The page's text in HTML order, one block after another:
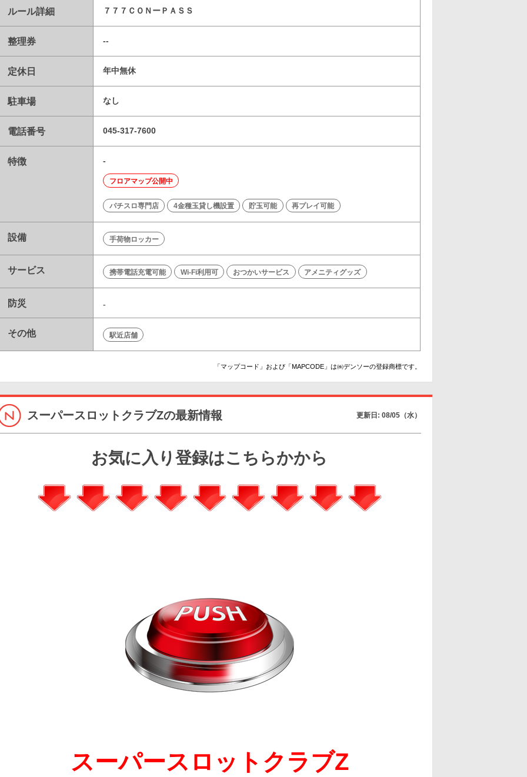
ルール詳細 ７７７ＣＯＮーＰＡＳＳ
整理券 --
定休日 年中無休
駐車場 なし
電話番号 045-317-7600
特徴 -
フロアマップ公開中
パチスロ専門店 4金種玉貸し機設置 貯玉可能 再プレイ可能
設備 手荷物ロッカー
サービス 携帯電話充電可能 Wi-Fi利用可 おつかいサービス アメニティグッズ
防災 -
その他 駅近店舗
「マップコード」および「MAPCODE」は㈱デンソーの登録商標です。
スーパースロットクラブZの最新情報 更新日: 08/05（水）
お気に入り登録はこちらかから
スーパースロットクラブZ